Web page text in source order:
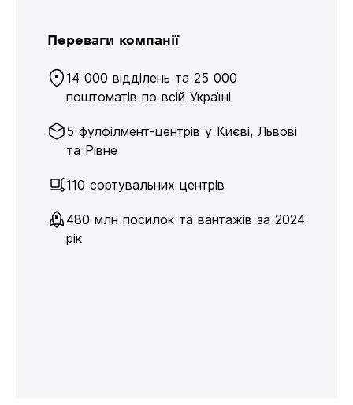
Переваги компанії
14 000 відділень та 25 000
поштоматів по всій Україні
5 фулфілмент-центрів у Києві, Львові
та Рівне
110 сортувальних центрів
480 млн посилок та вантажів за 2024
рік